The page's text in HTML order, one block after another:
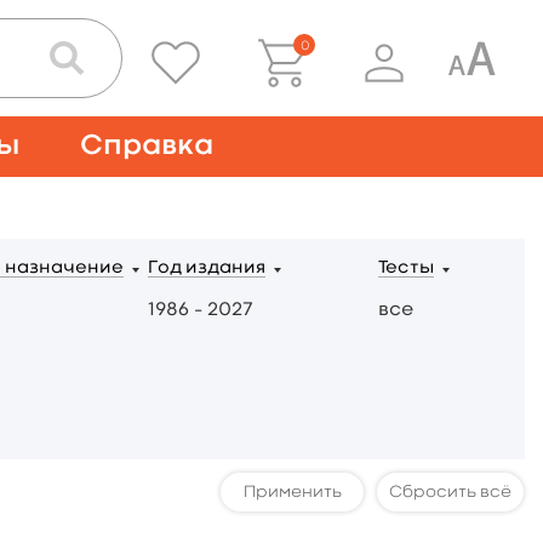
0
Справка
назначение Год издания
1986 – 2027
Тесты
все
Сбросить всё